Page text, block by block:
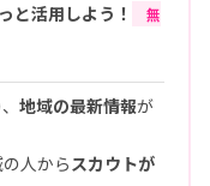
と活用しよう！
無
地域の最新情報が
人から スカウトが